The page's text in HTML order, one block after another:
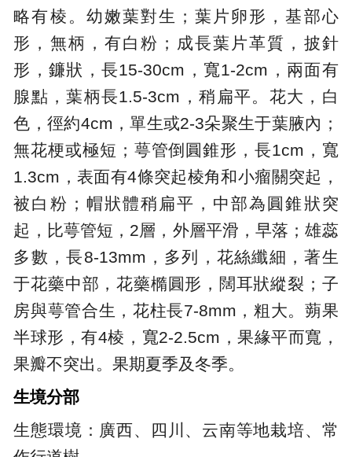
略有棱。幼嫩葉對生；葉片卵形，基部心
形，無柄，有白粉；成長葉片革質，披針
形，鐮狀，長15-30cm，寬1-2cm，兩面有
腺點，葉柄長1.5-3cm，稍扁平。花大，白
色，徑約4cm，單生或2-3朵聚生于葉腋內；
無花梗或極短；萼管倒圓錐形，長1cm，寬
1.3cm，表面有4條突起棱角和小瘤關突起，
被白粉；帽狀體稍扁平，中部為圓錐狀突
起，比萼管短，2層，外層平滑，早落；雄蕊
多數，長8-13mm，多列，花絲纖細，著生
于花藥中部，花藥橢圓形，闊耳狀縱裂；子
房與萼管合生，花柱長7-8mm，粗大。蒴果
半球形，有4棱，寬2-2.5cm，果緣平而寬，
果瓣不突出。果期夏季及冬季。
生境分部
生態環境：廣西、四川、云南等地栽培、常